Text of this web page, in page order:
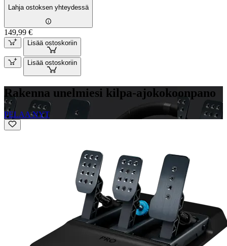
Lahja ostoksen yhteydessä
149,99 €
Lisää ostoskoriin
Lisää ostoskoriin
Rakenna unelmiesi kilpa-ajokokoonpano
PELAA NYT